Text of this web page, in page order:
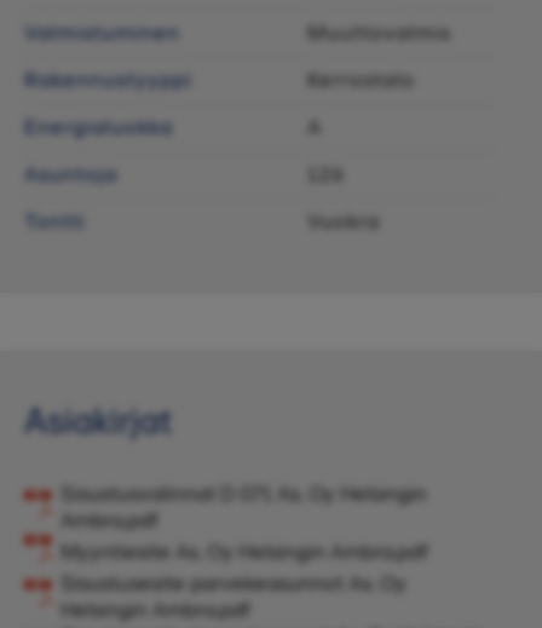
Valmistuminen
Muuttovalmis
Rakennustyyppi
Kerrostalo
Energialuokka
A
Asuntoja
126
Tontti
Vuokra
Asiakirjat
Sisustusvalinnat D 071 As. Oy Helsingin
Ambra.pdf
Myyntiesite As. Oy Helsingin Ambra.pdf
Sisustusesite parvekeasunnot As. Oy
Helsingin Ambra.pdf